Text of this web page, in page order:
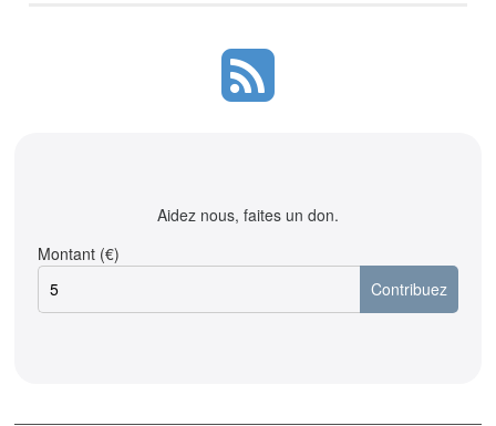
Aidez nous, faites un don.
Montant (€)